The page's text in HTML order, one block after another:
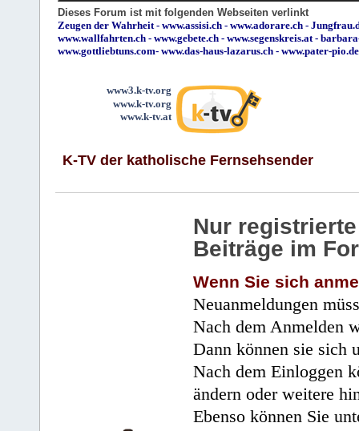
Dieses Forum ist mit folgenden Webseiten verlinkt
Zeugen der Wahrheit- www.assisi.ch - www.adorare.ch -
www.wallfahrten.ch - www.gebete.ch - www.segenskreis.at-
www.gottliebtuns.com- www.das-haus-lazarus.ch - www.pater-pio.de
www3.k-tv.org
www.k-tv.org
www.k-tv.at
K-TV der katholische Fernsehsender
Nur
Beiträge im
Wenn Sie sich
Neuanmeldungen
Nach dem Anmelden
Dann können sie sich
Nach dem Einloggen
ändern oder weitere
Ebenso können Sie